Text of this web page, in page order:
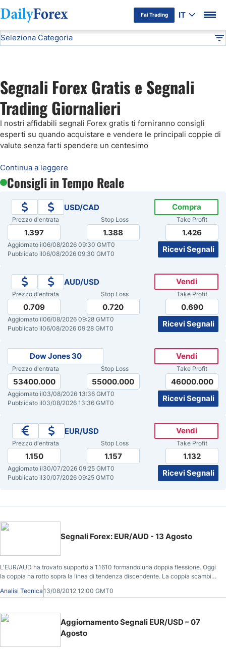
Fai Trading IT
Informativa Pubblicitaria
Seleziona Categoria
Previsioni EUR/USD
Segnali Forex Gratis
Previsioni Bitcoin
Previsioni Petrolio
Previsioni FTSE MIB
Previsioni Nasdaq 100
Segnali Forex Gratis e Segnali
Trading Giornalieri
I nostri affidabili segnali Forex gratis ti forniranno consigli
esperti su quando acquistare e vendere le principali coppie di
valute senza farti spendere un centesimo
Continua a leggere
Consigli in Tempo Reale
USD/CAD Compra
Prezzo d'entrata
1.397
Stop Loss
1.388
Take Profit
1.426
Aggiornato il06/08/2026 09:30 GMT0
Pubblicato il06/08/2026 09:30 GMT0 Ricevi Segnali
AUD/USD Vendi
Prezzo d'entrata
0.709
Stop Loss
0.720
Take Profit
0.690
Aggiornato il06/08/2026 09:28 GMT0
Pubblicato il06/08/2026 09:28 GMT0 Ricevi Segnali
Dow Jones 30 Vendi
Prezzo d'entrata
53400.000
Stop Loss
55000.000
Take Profit
46000.000
Aggiornato il03/08/2026 13:36 GMT0
Pubblicato il03/08/2026 13:36 GMT0 Ricevi Segnali
EUR/USD Vendi
Prezzo d'entrata
1.150
Stop Loss
1.157
Take Profit
1.132
Aggiornato il30/07/2026 09:25 GMT0
Pubblicato il30/07/2026 09:25 GMT0 Ricevi Segnali
Segnali Forex: EUR/AUD - 13 Agosto
L'EUR/AUD ha trovato supporto a 1.1610 formando una doppia flessione. Oggi
la coppia ha rotto sopra la linea di tendenza discendente. La coppia scambia
al di sopra del Kumo, e anche il cross Tenkan sen e Kijun sen è rialzista.
Analisi Tecnica13/08/2012 12:00 GMT0
Aggiornamento Segnali EUR/USD – 07
Agosto